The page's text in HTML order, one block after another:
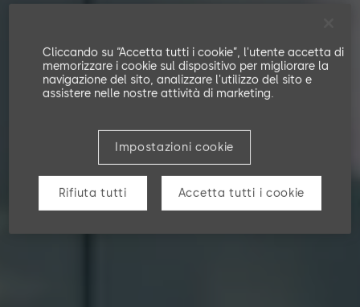
Cliccando su “Accetta tutti i cookie”, l'utente accetta di
memorizzare i cookie sul dispositivo per migliorare la
navigazione del sito, analizzare l'utilizzo del sito e
assistere nelle nostre attività di marketing.
Impostazioni cookie
Rifiuta tutti Accetta tutti i cookie